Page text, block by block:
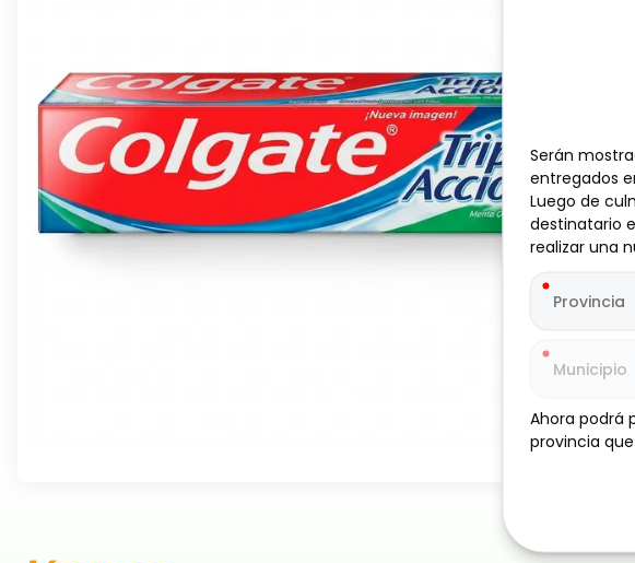
Serán
entregados
Luego de
destinatario
realizar una
Ahora podrá
provincia
Serán
entregados
Luego de
destinatario
realizar una
Ahora podrá
provincia